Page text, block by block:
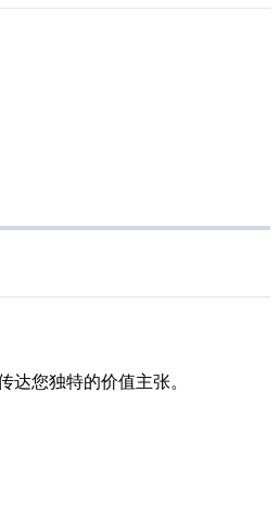
您独特的价值主张。